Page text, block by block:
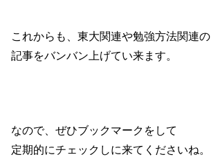
これからも、東大関連や勉強方法関連の
記事をバンバン上げてい来ます。
なので、ぜひブックマークをして
定期的にチェックしに来てくださいね。